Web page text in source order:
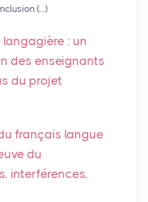
(…)
langagière : un
des enseignants
du projet
français langue
du
interférences,